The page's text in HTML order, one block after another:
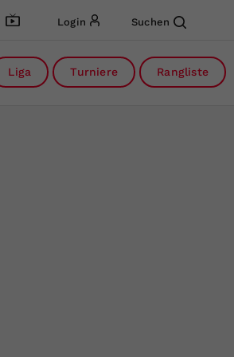
Login Suchen
Liga Turniere Rangliste